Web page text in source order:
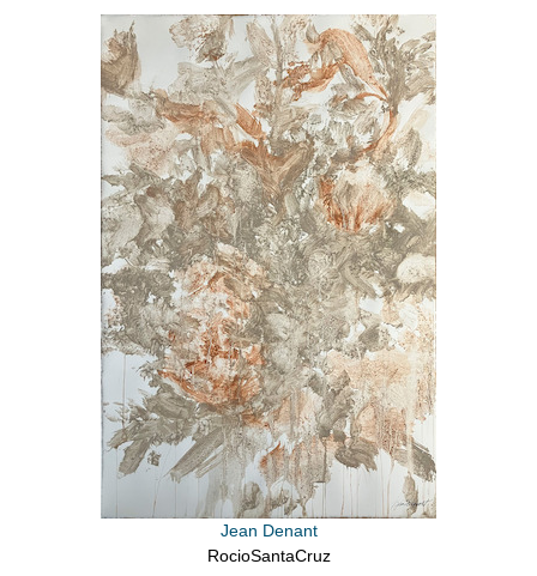
Jean Denant
RocioSantaCruz